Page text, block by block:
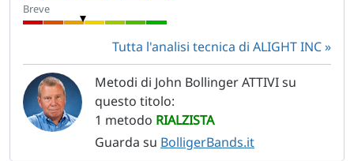
Breve
Tutta l'analisi tecnica di ALIGHT INC
Metodi di John Bollinger ATTIVI su
questo titolo:
1 metodo RIALZISTA
Guarda su BolligerBands.it